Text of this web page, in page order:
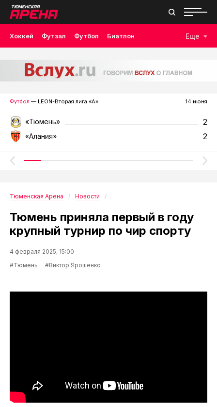
Хоккей Футзал Футбол Биатлон Еще
Футбол — LEON-Вторая лига «А» 14 июня
«Тюмень» 2
«Алания» 2
Тюменская Арена Новости
Тюмень приняла первый в году
крупный турнир по чир спорту
4 февраля 2025, 15:00
#Тюмень
#Виктор Ярошенко